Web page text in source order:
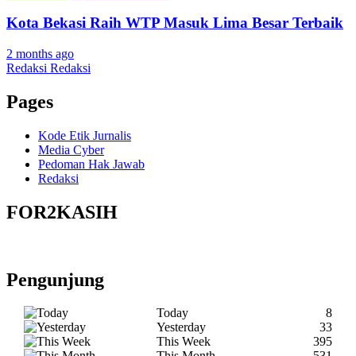
Kota Bekasi Raih WTP Masuk Lima Besar Terbaik
2 months ago
Redaksi Redaksi
Pages
Kode Etik Jurnalis
Media Cyber
Pedoman Hak Jawab
Redaksi
FOR2KASIH
Pengunjung
Today
8
Yesterday
33
This Week
395